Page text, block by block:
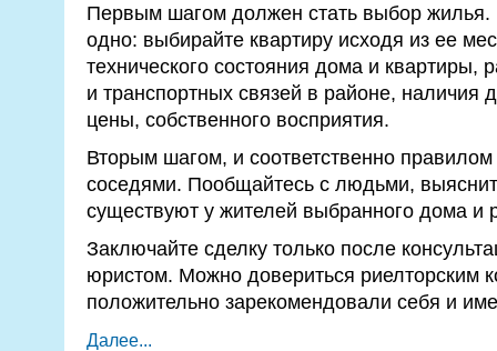
Первым шагом должен стать выбор жилья.
одно: выбирайте квартиру исходя из ее
технического состояния дома и квартиры,
и транспортных связей в районе, наличия
цены, собственного восприятия.
Вторым шагом, и соответственно правилом
соседями. Пообщайтесь с людьми,
существуют у жителей выбранного дома и
Заключайте сделку только после
юристом. Можно довериться риелторским
положительно зарекомендовали себя и
Далее...